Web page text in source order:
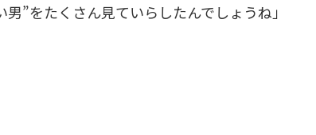
”をたくさん見ていらしたんでしょうね」